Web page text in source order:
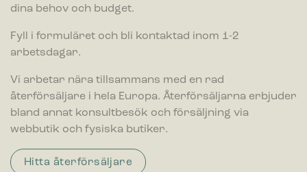
dina behov och budget.
Fyll i formuläret och bli kontaktad inom 1-2
arbetsdagar.
Vi arbetar nära tillsammans med en rad
återförsäljare i hela Europa. Återförsäljarna erbjuder
bland annat konsultbesök och försäljning via
webbutik och fysiska butiker.
Hitta återförsäljare